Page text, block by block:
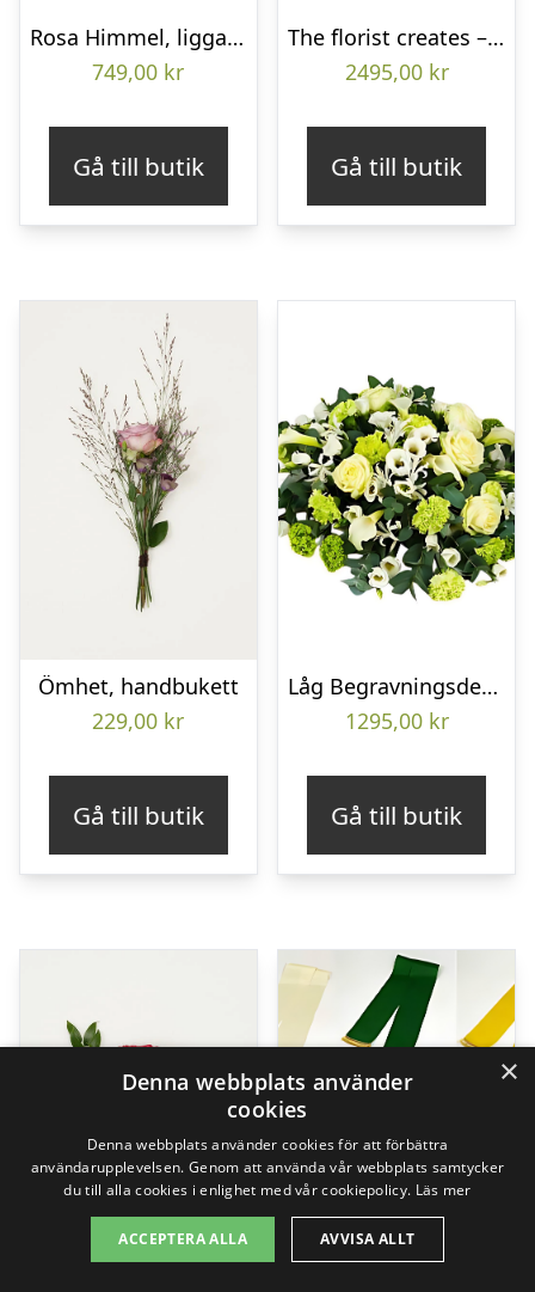
Rosa Himmel, liggande bukett
749,00 kr
Gå till butik
The florist creates – Funeral wreath
2495,00 kr
Gå till butik
Ömhet, handbukett
229,00 kr
Gå till butik
Låg Begravningsdekoration
1295,00 kr
Gå till butik
×
Denna webbplats använder
cookies
Denna webbplats använder cookies för att förbättra
användarupplevelsen. Genom att använda vår webbplats samtycker
du till alla cookies i enlighet med vår cookiepolicy. Läs mer
ACCEPTERA ALLA AVVISA ALLT